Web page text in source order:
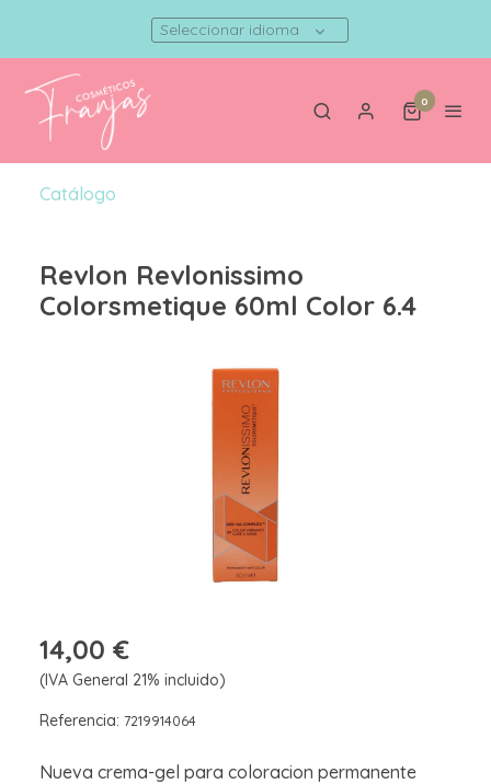
Seleccionar idioma
0
Catálogo
Revlon Revlonissimo
Colorsmetique 60ml Color 6.4
14,00 €
(IVA General 21% incluido)
Referencia: 7219914064
Nueva crema-gel para coloracion permanente